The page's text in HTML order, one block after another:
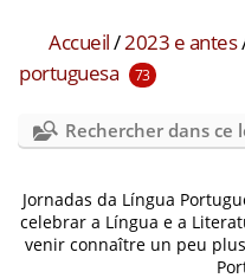
Accueil/2023 e antes
portuguesa
73
Rechercher dans ce
Jornadas da Língua
celebrar a Língua e a
venir connaître un peu